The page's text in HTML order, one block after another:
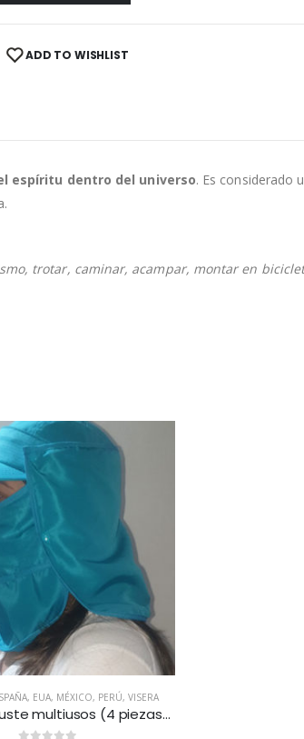
ADD TO WISHLIST
espíritu dentro del universo. Es considerado
trotar, caminar, acampar, montar en
, EUA, MÉXICO, PERÚ, VISERA
Visera de ajuste multiusos (4 piezas) – Azul. Disponible en México, Colombia, USA, Perú y España